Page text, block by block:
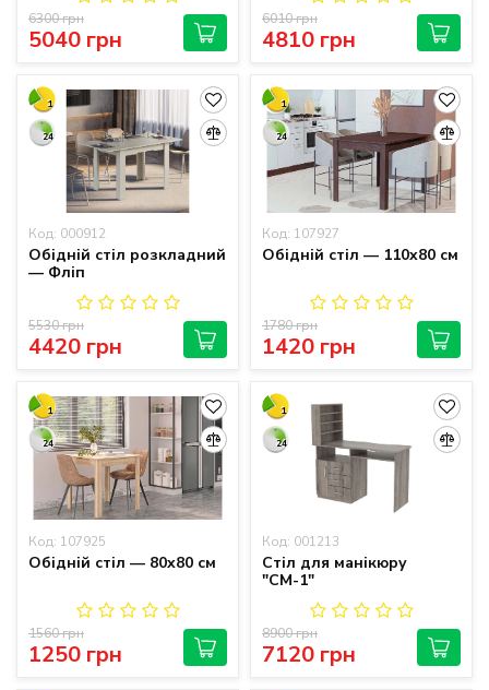
5040 грн
6300 грн
4810 грн
6010 грн
1
24
Код: 000912
Обідній стіл розкладний
— Фліп
4420 грн
5530 грн
1
24
Код: 107927
Обідній стіл — 110x80 см
1420 грн
1780 грн
1
24
Код: 107925
Обідній стіл — 80x80 см
1250 грн
1560 грн
1
24
Код: 001213
Стіл для манікюру
"СМ-1"
7120 грн
8900 грн